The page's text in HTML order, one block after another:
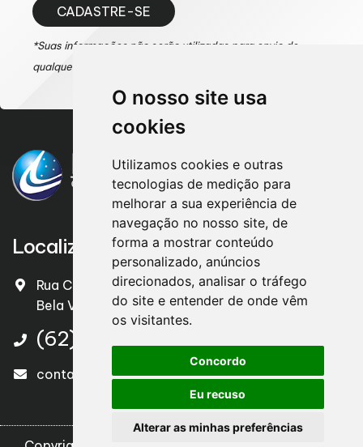
O nosso site usa
cookies
Utilizamos cookies e outras
tecnologias de medição para
melhorar a sua experiência de
navegação no nosso site, de
forma a mostrar conteúdo
personalizado, anúncios
direcionados, analisar o tráfego
do site e entender de onde vêm
os visitantes.
Concordo
Eu recuso
Alterar as minhas preferências
CADASTRE-SE
*Suas informações não serão utilizadas para envio de
qualquer tipo de mensagem de SPAM.
Localização
Rua Cel. João Camilo , nº 651 – Centro
Bela Vista de Goiáis/GO – CEP. 75240-000
(62) 3551 1625
contato@legalizacontabil.com.br